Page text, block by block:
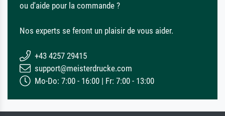
ou d'aide pour la commande ?
Nos experts se feront un plaisir de vous aider.
+43 4257 29415
support@meisterdrucke.com
Mo-Do: 7:00 - 16:00 | Fr: 7:00 - 13:00